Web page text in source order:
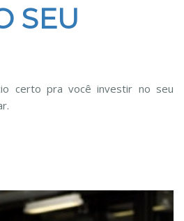
SEU
certo pra você investir no seu